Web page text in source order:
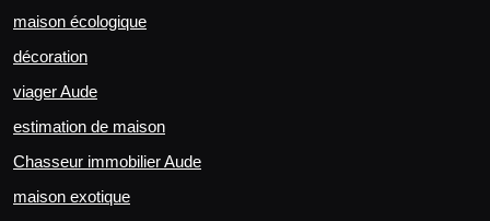
maison écologique
décoration
viager Aude
estimation de maison
Chasseur immobilier Aude
maison exotique